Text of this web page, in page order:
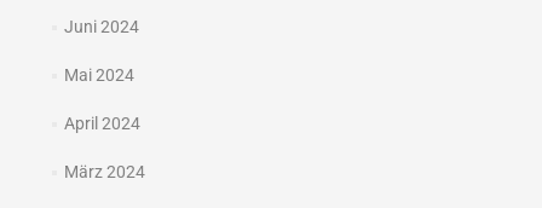
Juni 2024
Mai 2024
April 2024
März 2024